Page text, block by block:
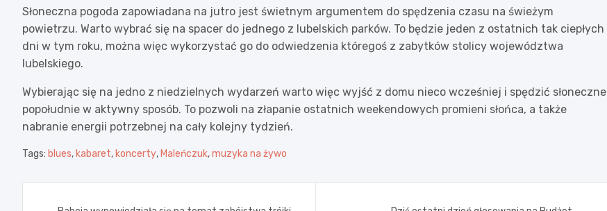
Słoneczna pogoda zapowiadana na jutro jest świetnym argumentem do spędzenia czasu na świeżym
powietrzu. Warto wybrać się na spacer do jednego z lubelskich parków. To będzie jeden z ostatnich tak ciepłych
dni w tym roku, można więc wykorzystać go do odwiedzenia któregoś z zabytków stolicy województwa
lubelskiego.
Wybierając się na jedno z niedzielnych wydarzeń warto więc wyjść z domu nieco wcześniej i spędzić słoneczne
popołudnie w aktywny sposób. To pozwoli na złapanie ostatnich weekendowych promieni słońca, a także
nabranie energii potrzebnej na cały kolejny tydzień.
Tags: blues, kabaret, koncerty, Maleńczuk,muzyka na żywo